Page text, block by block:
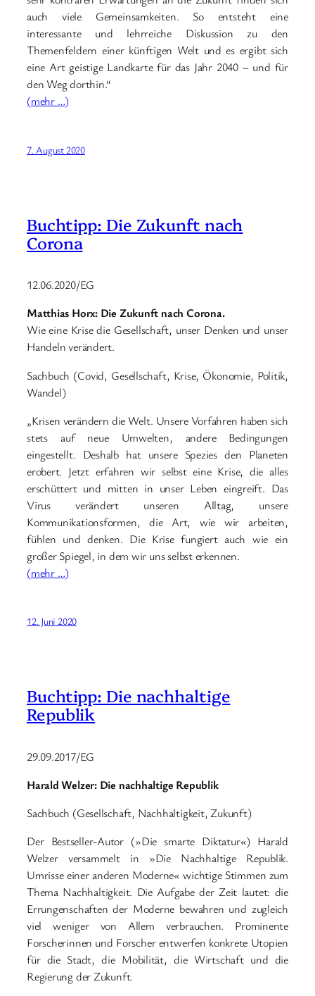
auch viele Gemeinsamkeiten. So entsteht eine
interessante und lehrreiche Diskussion zu den
Themenfeldern einer künftigen Welt und es ergibt sich
eine Art geistige Landkarte für das Jahr 2040 – und für
den Weg dorthin.“
(mehr …)
7. August 2020
Buchtipp: Die Zukunft nach
Corona
12.06.2020/EG
Matthias Horx: Die Zukunft nach Corona.
Wie eine Krise die Gesellschaft, unser Denken und unser
Handeln verändert.
Sachbuch (Covid, Gesellschaft, Krise, Ökonomie, Politik,
Wandel)
„Krisen verändern die Welt. Unsere Vorfahren haben sich
stets auf neue Umwelten, andere Bedingungen
eingestellt. Deshalb hat unsere Spezies den Planeten
erobert. Jetzt erfahren wir selbst eine Krise, die alles
erschüttert und mitten in unser Leben eingreift. Das
Virus verändert unseren Alltag, unsere
Kommunikationsformen, die Art, wie wir arbeiten,
fühlen und denken. Die Krise fungiert auch wie ein
großer Spiegel, in dem wir uns selbst erkennen.
(mehr …)
12. Juni 2020
Buchtipp: Die nachhaltige
Republik
29.09.2017/EG
Harald Welzer: Die nachhaltige Republik
Sachbuch (Gesellschaft, Nachhaltigkeit, Zukunft)
Der Bestseller-Autor (»Die smarte Diktatur«) Harald
Welzer versammelt in »Die Nachhaltige Republik.
Umrisse einer anderen Moderne« wichtige Stimmen zum
Thema Nachhaltigkeit. Die Aufgabe der Zeit lautet: die
Errungenschaften der Moderne bewahren und zugleich
viel weniger von Allem verbrauchen. Prominente
Forscherinnen und Forscher entwerfen konkrete Utopien
für die Stadt, die Mobilität, die Wirtschaft und die
Regierung der Zukunft.